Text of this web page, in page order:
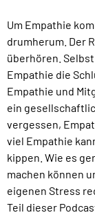
Um Empathie
drumherum. Der
überhören.
Empathie die
Empathie und
ein
vergessen,
viel Empathie
kippen. Wie es
machen können
eigenen Stress
Teil dieser